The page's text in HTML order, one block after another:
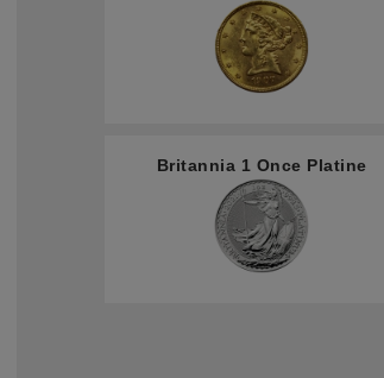
Britannia 1 Once Platine